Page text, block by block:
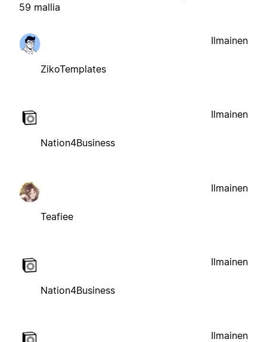
59 mallia
ZikoTemplates
Ilmainen
Nation4Business
Ilmainen
Teafiee
Ilmainen
Nation4Business
Ilmainen
Ilmainen